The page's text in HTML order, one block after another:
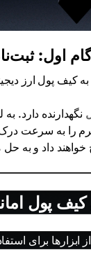
گام اول:
را به سرعت
کیف پول